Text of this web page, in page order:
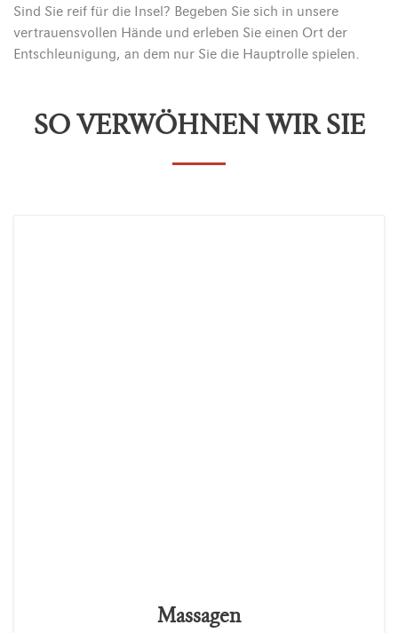
Sind Sie reif für die Insel? Begeben Sie sich in unsere
vertrauensvollen Hände und erleben Sie einen Ort der
Entschleunigung, an dem nur Sie die Hauptrolle spielen.
SO VERWÖHNEN WIR SIE
Massagen